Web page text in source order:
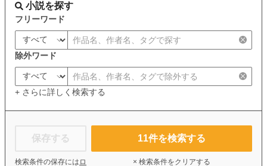
小説を探す
フリーワード
除外ワード
+ さらに詳しく検索する
保存する
検索条件の保存には ロ
11件を検索する
× 検索条件をクリアする